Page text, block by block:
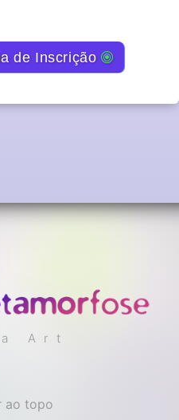
de Inscrição
Art
ao topo